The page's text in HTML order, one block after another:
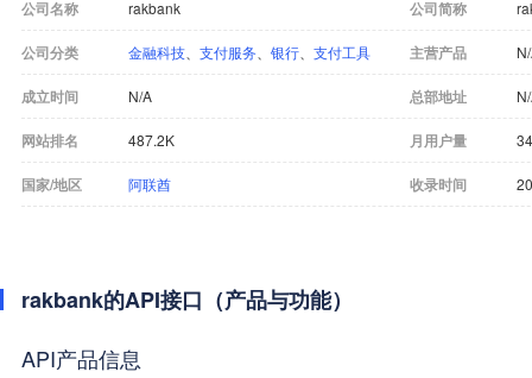
公司名称 rakbank 公司简称
公司分类 金融科技 支付服务 银行 支付工具 主营产品
成立时间 N/A 总部地址
网站排名 487.2K 月用户量
国家/地区 阿联酋 收录时间
rakbank的API接口（产品与功能）
API产品信息